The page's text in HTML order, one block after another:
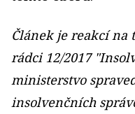
Článek je reakcí na
rádci 12/2017
ministerstvo
insolvenčních